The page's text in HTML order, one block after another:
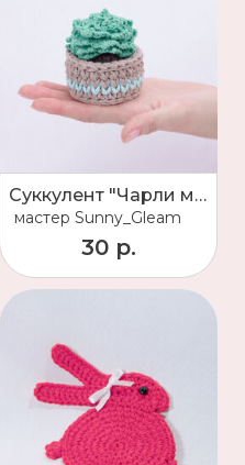
Суккулент "Чарли младший"
мастер Sunny_Gleam
30 р.